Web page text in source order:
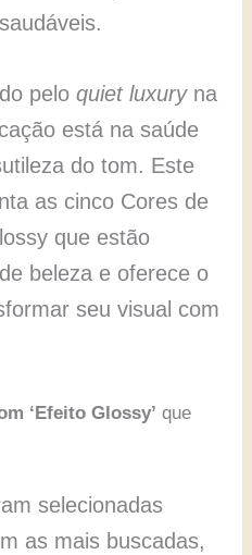
peloquiet luxuryna
está na saúde
do tom. Este
as cinco Cores de
que estão
beleza e oferece o
seu visual com
‘Efeito Glossy’ que
selecionadas
as mais buscadas,